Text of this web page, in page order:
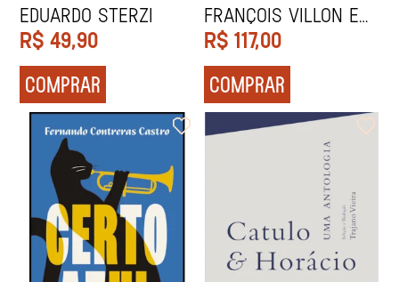
Eduardo Sterzi
R$ 49,90
COMPRAR
François Villon e
Sebastião Uchoa
Leite
R$ 117,00
COMPRAR